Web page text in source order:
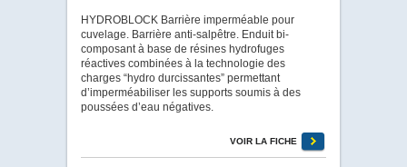
HYDROBLOCK Barrière imperméable pour
cuvelage. Barrière anti-salpêtre. Enduit bi-
composant à base de résines hydrofuges
réactives combinées à la technologie des
charges “hydro durcissantes” permettant
d’imperméabiliser les supports soumis à des
poussées d’eau négatives.
VOIR LA FICHE